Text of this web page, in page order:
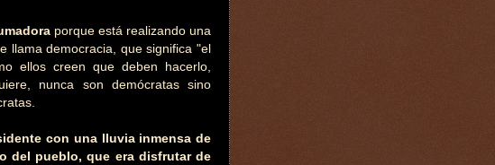
porque está realizando una
llama democracia, que significa "el
ellos creen que deben hacerlo,
nunca son demócratas sino
con una lluvia inmensa de
del pueblo, que era disfrutar de